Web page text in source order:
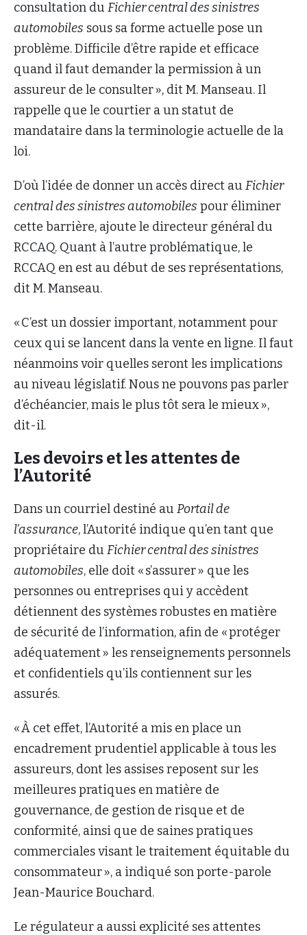
consultation du Fichier central des sinistres
automobiles sous sa forme actuelle pose un
problème. Difficile d’être rapide et efficace
quand il faut demander la permission à un
assureur de le consulter », dit M. Manseau. Il
rappelle que le courtier a un statut de
mandataire dans la terminologie actuelle de la
loi.
D’où l’idée de donner un accès direct au Fichier
central des sinistres automobiles pour éliminer
cette barrière, ajoute le directeur général du
RCCAQ. Quant à l’autre problématique, le
RCCAQ en est au début de ses représentations,
dit M. Manseau.
« C’est un dossier important, notamment pour
ceux qui se lancent dans la vente en ligne. Il faut
néanmoins voir quelles seront les implications
au niveau législatif. Nous ne pouvons pas parler
d’échéancier, mais le plus tôt sera le mieux »,
dit-il.
Les devoirs et les attentes de
l’Autorité
Dans un courriel destiné au Portail de
l’assurance, l’Autorité indique qu’en tant que
propriétaire du Fichier central des sinistres
automobiles, elle doit « s’assurer » que les
personnes ou entreprises qui y accèdent
détiennent des systèmes robustes en matière
de sécurité de l’information, afin de « protéger
adéquatement » les renseignements personnels
et confidentiels qu’ils contiennent sur les
assurés.
« À cet effet, l’Autorité a mis en place un
encadrement prudentiel applicable à tous les
assureurs, dont les assises reposent sur les
meilleures pratiques en matière de
gouvernance, de gestion de risque et de
conformité, ainsi que de saines pratiques
commerciales visant le traitement équitable du
consommateur », a indiqué son porte-parole
Jean-Maurice Bouchard.
Le régulateur a aussi explicité ses attentes